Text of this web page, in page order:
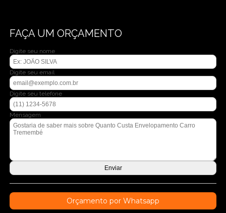
FAÇA UM ORÇAMENTO
Digite seu nome
Digite seu email
Digite seu telefone
Mensagem
Orçamento por Whatsapp